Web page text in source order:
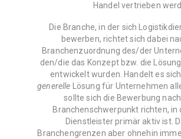
Handel vertrieben
Die Branche, in der sich
bewerben, richtet sich dabei
Branchenzuordnung des/der
den/die das Konzept bzw. die
entwickelt wurden. Handelt es
generelle Lösung für Unternehmen
sollte sich die Bewerbung
Branchenschwerpunkt richten, in
Dienstleister primär aktiv ist.
Branchengrenzen aber ohnehin